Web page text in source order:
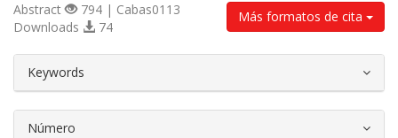
Más formatos de cita
Abstract
794 | Cabas0113
Downloads
74
Keywords
Número